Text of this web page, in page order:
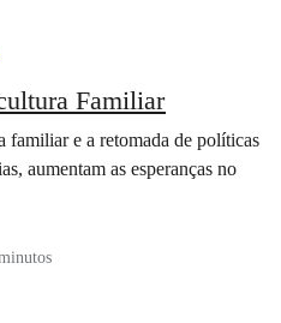
Familiar
familiar e a retomada de políticas
aumentam as esperanças no